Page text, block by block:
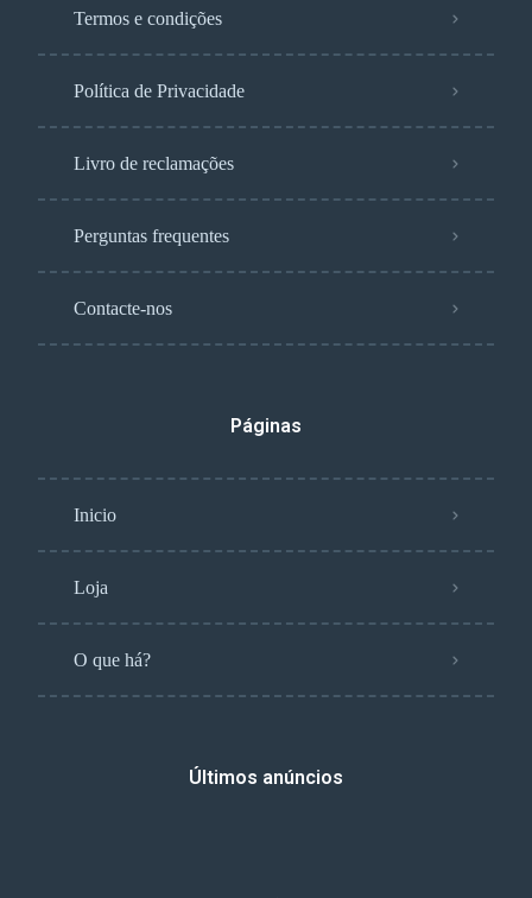
Termos e condições
Política de Privacidade
Livro de reclamações
Perguntas frequentes
Contacte-nos
Páginas
Inicio
Loja
O que há?
Últimos anúncios